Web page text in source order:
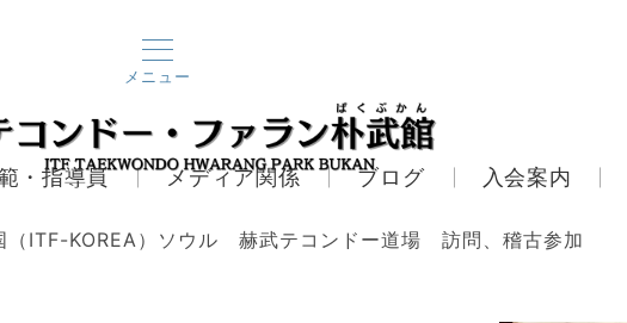
メニュー
・指導員 メディア関係 ブログ 入会案内
（ITF-KOREA）ソウル 赫武テコンドー道場 訪問、稽古参加